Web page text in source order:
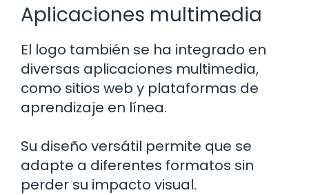
Aplicaciones multimedia
El logo también se ha integrado en
diversas aplicaciones multimedia,
como sitios web y plataformas de
aprendizaje en línea.
Su diseño versátil permite que se
adapte a diferentes formatos sin
perder su impacto visual.